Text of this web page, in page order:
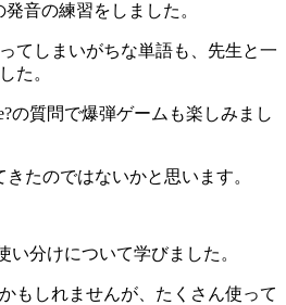
音の練習をしました。
てしまいがちな単語も、先生と一
た。
の質問で爆弾ゲームも楽しみまし
たのではないかと思います。
い分けについて学びました。
もしれませんが、たくさん使って